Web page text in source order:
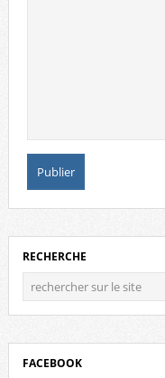
RECHERCHE
FACEBOOK